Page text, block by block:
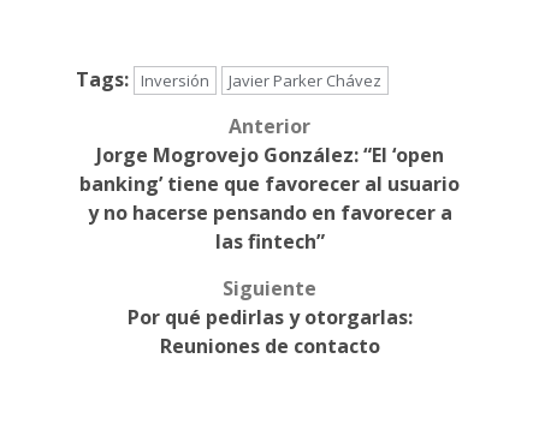
Tags: Inversión Javier Parker Chávez
navigation
Anterior
Jorge Mogrovejo González: “El ‘open
banking’ tiene que favorecer al usuario
y no hacerse pensando en favorecer a
las fintech”
Siguiente
Por qué pedirlas y otorgarlas:
Reuniones de contacto